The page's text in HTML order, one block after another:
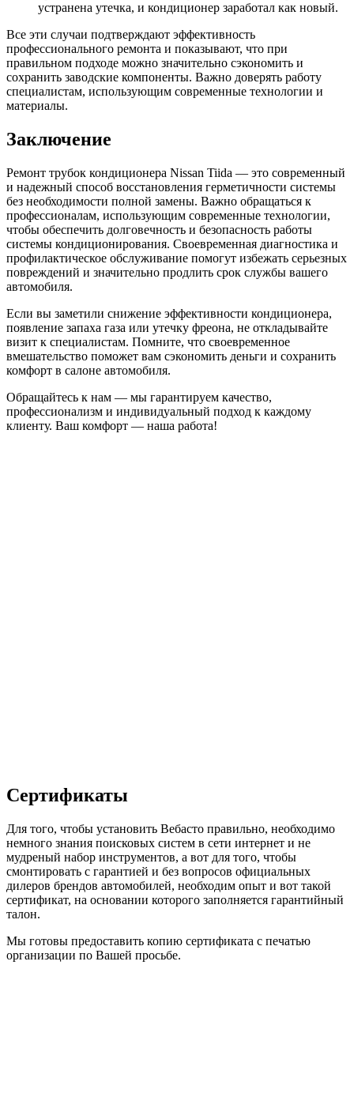
устранена утечка, и кондиционер заработал как новый.
Все эти случаи подтверждают эффективность
профессионального ремонта и показывают, что при
правильном подходе можно значительно сэкономить и
сохранить заводские компоненты. Важно доверять работу
специалистам, использующим современные технологии и
материалы.
Заключение
Ремонт трубок кондиционера Nissan Tiida — это современный
и надежный способ восстановления герметичности системы
без необходимости полной замены. Важно обращаться к
профессионалам, использующим современные технологии,
чтобы обеспечить долговечность и безопасность работы
системы кондиционирования. Своевременная диагностика и
профилактическое обслуживание помогут избежать серьезных
повреждений и значительно продлить срок службы вашего
автомобиля.
Если вы заметили снижение эффективности кондиционера,
появление запаха газа или утечку фреона, не откладывайте
визит к специалистам. Помните, что своевременное
вмешательство поможет вам сэкономить деньги и сохранить
комфорт в салоне автомобиля.
Обращайтесь к нам — мы гарантируем качество,
профессионализм и индивидуальный подход к каждому
клиенту. Ваш комфорт — наша работа!
Сертификаты
Для того, чтобы установить Вебасто правильно, необходимо
немного знания поисковых систем в сети интернет и не
мудреный набор инструментов, а вот для того, чтобы
смонтировать с гарантией и без вопросов официальных
дилеров брендов автомобилей, необходим опыт и вот такой
сертификат, на основании которого заполняется гарантийный
талон.
Мы готовы предоставить копию сертификата с печатью
организации по Вашей просьбе.